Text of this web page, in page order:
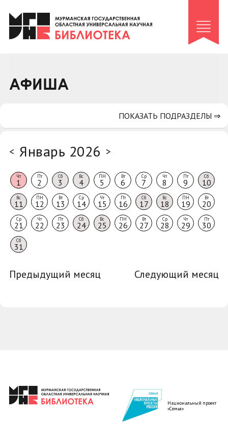
Клуб «Гиря и сельдерей»
Клуб «Семейный архив»
Коллегам
АФИША
< Январь 2026 >
Чт
1
Пт
2
Сб
3
Вс
4
ПН
5
Вт
6
Ср
7
Чт
8
Пт
9
Сб
10
Вс
11
ПН
12
Вт
13
Ср
14
Чт
15
Пт
16
Сб
17
Вс
18
ПН
19
Вт
20
Ср
21
Чт
22
Пт
23
Сб
24
Вс
25
ПН
26
Вт
27
Ср
28
Чт
29
Пт
30
Сб
31
Предыдущий месяц Следующий месяц
ПОКАЗАТЬ ПОДРАЗДЕЛЫ ⇒
Национальный проект
«Семья»